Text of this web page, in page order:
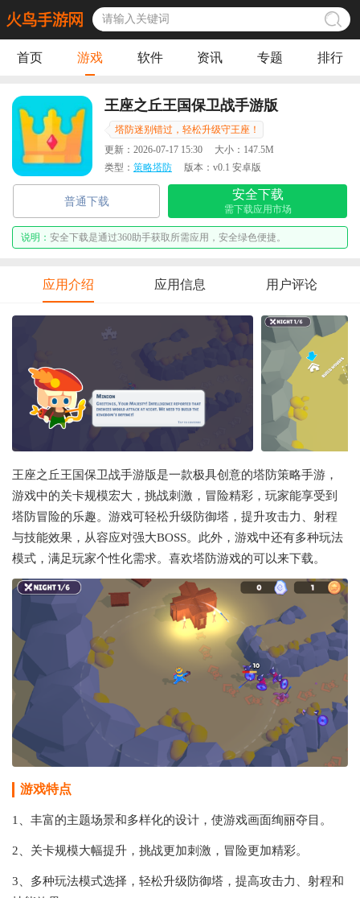
首页 游戏 软件 资讯 专题 排行
王座之丘王国保卫战手游版
塔防迷别错过，轻松升级守王座！
更新： 2026-07-17 15:30 大小： 147.5M
类型： 策略塔防 版本： v0.1 安卓版
普通下载
安全下载
需下载应用市场
说明： 安全下载是通过360助手获取所需应用，安全绿色便捷。
应用介绍 应用信息 用户评论
王座之丘王国保卫战手游版是一款极具创意的塔防策略手游，
游戏中的关卡规模宏大，挑战刺激，冒险精彩，玩家能享受到
塔防冒险的乐趣。游戏可轻松升级防御塔，提升攻击力、射程
与技能效果，从容应对强大BOSS。此外，游戏中还有多种玩法
模式，满足玩家个性化需求。喜欢塔防游戏的可以来下载。
游戏特点
1、丰富的主题场景和多样化的设计，使游戏画面绚丽夺目。
2、关卡规模大幅提升，挑战更加刺激，冒险更加精彩。
3、多种玩法模式选择，轻松升级防御塔，提高攻击力、射程和